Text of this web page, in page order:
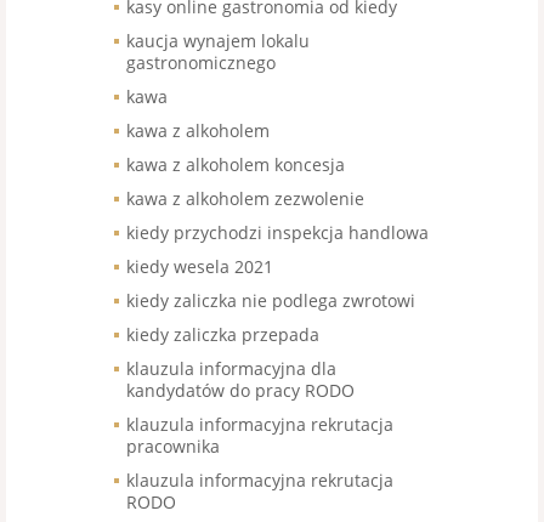
kasy online gastronomia od kiedy
kaucja wynajem lokalu
gastronomicznego
kawa
kawa z alkoholem
kawa z alkoholem koncesja
kawa z alkoholem zezwolenie
kiedy przychodzi inspekcja handlowa
kiedy wesela 2021
kiedy zaliczka nie podlega zwrotowi
kiedy zaliczka przepada
klauzula informacyjna dla
kandydatów do pracy RODO
klauzula informacyjna rekrutacja
pracownika
klauzula informacyjna rekrutacja
RODO